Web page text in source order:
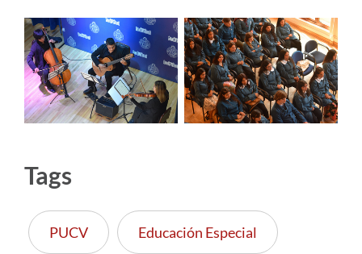
Tags
PUCV Educación Especial